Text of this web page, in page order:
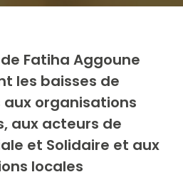
Fatiha Aggoune
les baisses de
organisations
aux acteurs de
et Solidaire et aux
locales